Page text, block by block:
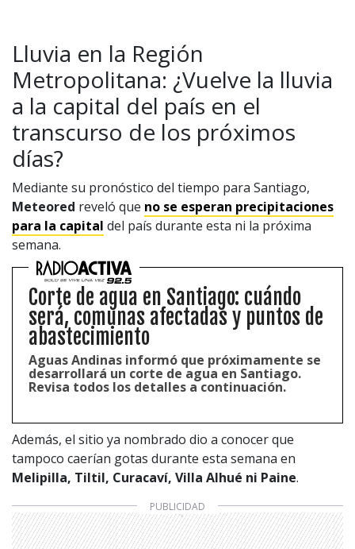
Lluvia en la Región
Metropolitana: ¿Vuelve la lluvia
a la capital del país en el
transcurso de los próximos
días?
Mediante su pronóstico del tiempo para Santiago,
Meteored reveló que no se esperan precipitaciones
para la capital del país durante esta ni la próxima
semana.
Corte de agua en Santiago: cuándo
será, comunas afectadas y puntos de
abastecimiento
Aguas Andinas informó que próximamente se
desarrollará un corte de agua en Santiago.
Revisa todos los detalles a continuación.
Además, el sitio ya nombrado dio a conocer que
tampoco caerían gotas durante esta semana en
Melipilla, Tiltil, Curacaví, Villa Alhué ni Paine.